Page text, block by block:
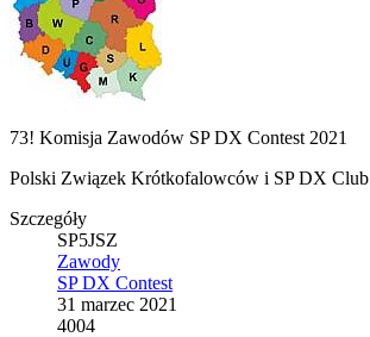
73! Komisja Zawodów SP DX Contest 2021
Polski Związek Krótkofalowców i SP DX Club
Szczegóły
SP5JSZ
Zawody
SP DX Contest
31 marzec 2021
4004